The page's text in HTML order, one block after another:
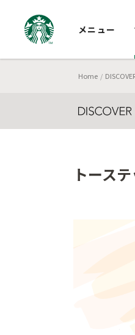
メニュー
Home
トース